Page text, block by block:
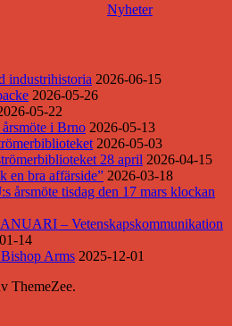
Nyheter
industrihistoria 2026-06-15
2026-05-26
05-22
i Brno 2026-05-13
2026-05-03
28 april 2026-04-15
en bra affärside” 2026-03-18
årsmöte tisdag den 17 mars klockan
– Vetenskapskommunikation
14
Arms 2025-12-01
ThemeZee.